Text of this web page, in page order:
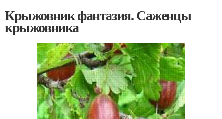
Крыжовник фантазия. Саженцы
крыжовника